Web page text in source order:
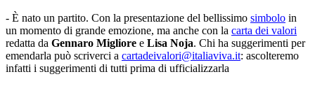
- È nato un partito. Con la presentazione del bellissimo simbolo in
un momento di grande emozione, ma anche con la carta dei valori
redatta da Gennaro Migliore e Lisa Noja. Chi ha suggerimenti per
emendarla può scriverci a cartadeivalori@italiaviva.it: ascolteremo
infatti i suggerimenti di tutti prima di ufficializzarla